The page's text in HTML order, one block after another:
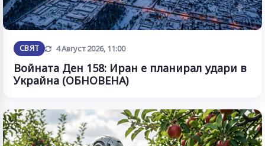
СВЯТ Обновена
4 Август 2026, 11:00
Войната Ден 158: Иран е планирал удари в
Украйна (ОБНОВЕНА)